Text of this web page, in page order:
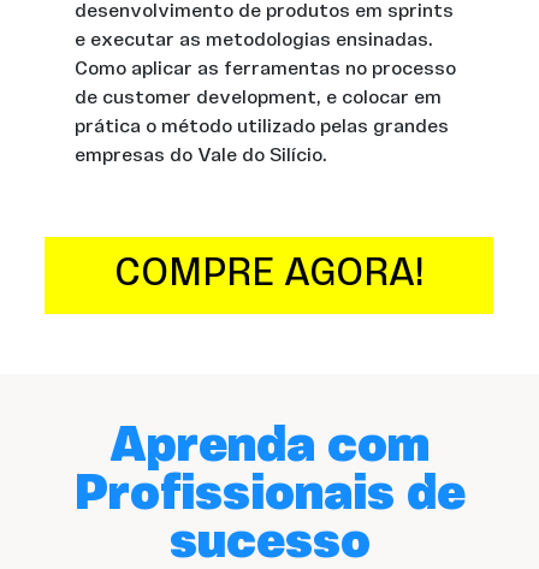
desenvolvimento de produtos em sprints
e executar as metodologias ensinadas.
Como aplicar as ferramentas no processo
de customer development, e colocar em
prática o método utilizado pelas grandes
empresas do Vale do Silício.
COMPRE AGORA!
Aprenda com
Profissionais de
sucesso